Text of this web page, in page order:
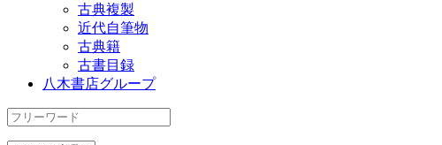
古典複製
近代自筆物
古典籍
古書目録
八木書店グループ